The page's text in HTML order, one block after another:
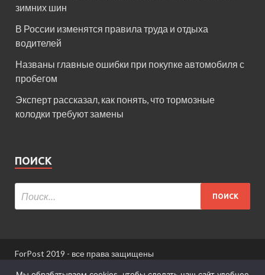
зимних шин
В России изменятся правила труда и отдыха
водителей
Названы главные ошибки при покупке автомобиля с
пробегом
Эксперт рассказал, как понять, что тормозные
колодки требуют замены
ПОИСК
ForPost 2019 - все права защищены
При использовании материалов сайта ссылка